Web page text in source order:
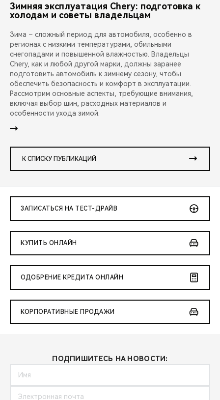
Зимняя эксплуатация Chery: подготовка к
холодам и советы владельцам
Зима – сложный период для автомобиля, особенно в
регионах с низкими температурами, обильными
снегопадами и повышенной влажностью. Владельцы
Chery, как и любой другой марки, должны заранее
подготовить автомобиль к зимнему сезону, чтобы
обеспечить безопасность и комфорт в эксплуатации.
Рассмотрим основные аспекты, требующие внимания,
включая выбор шин, расходных материалов и
особенности ухода зимой.
К СПИСКУ ПУБЛИКАЦИЙ
ЗАПИСАТЬСЯ НА ТЕСТ-ДРАЙВ
КУПИТЬ ОНЛАЙН
ОДОБРЕНИЕ КРЕДИТА ОНЛАЙН
КОРПОРАТИВНЫЕ ПРОДАЖИ
ПОДПИШИТЕСЬ НА НОВОСТИ: